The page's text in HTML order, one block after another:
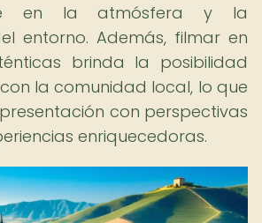
en la atmósfera y la
entorno. Además, filmar en
brinda la posibilidad
la comunidad local, lo que
con perspectivas
enriquecedoras.